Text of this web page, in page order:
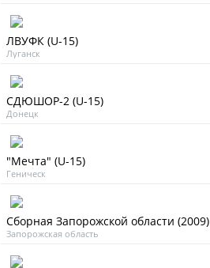
ЛВУФК (U-15)
Луганск
СДЮШОР-2 (U-15)
Донецк
"Мечта" (U-15)
Геническ
Сборная Запорожской области (2009)
Запорожская область